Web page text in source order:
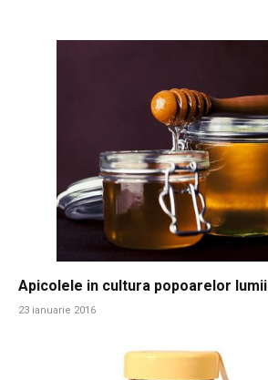
Apicolele in cultura popoarelor lumii
23 ianuarie 2016